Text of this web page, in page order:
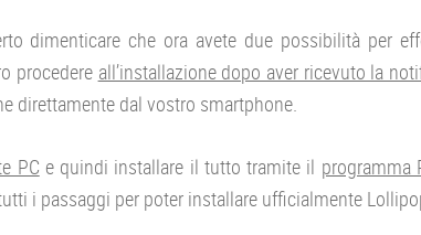
dimenticare che ora avete due possibilità per
procedere all’installazione dopo aver ricevuto la
direttamente dal vostro smartphone.
PC e quindi installare il tutto tramite il programma
i passaggi per poter installare ufficialmente